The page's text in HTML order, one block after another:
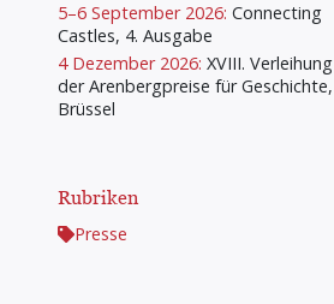
5–6 September 2026: Connecting
Castles, 4. Ausgabe
4 Dezember 2026: XVIII. Verleihung
der Arenbergpreise für Geschichte,
Brüssel
Rubriken
Presse